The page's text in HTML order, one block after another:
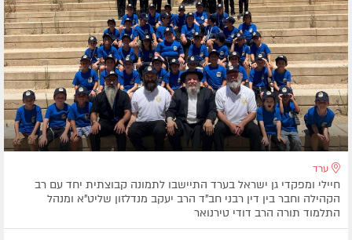
ערד
חיילי ומפקדי גן ישראל בערד התיישבו לתמונה קבוצתית יחד עם רב
הקהילה וחבר בין דין רבני חב"ד הרב יעקב מנדלזון שליט"א ומנהל
התלמוד תורה הרב דודי טירנואר